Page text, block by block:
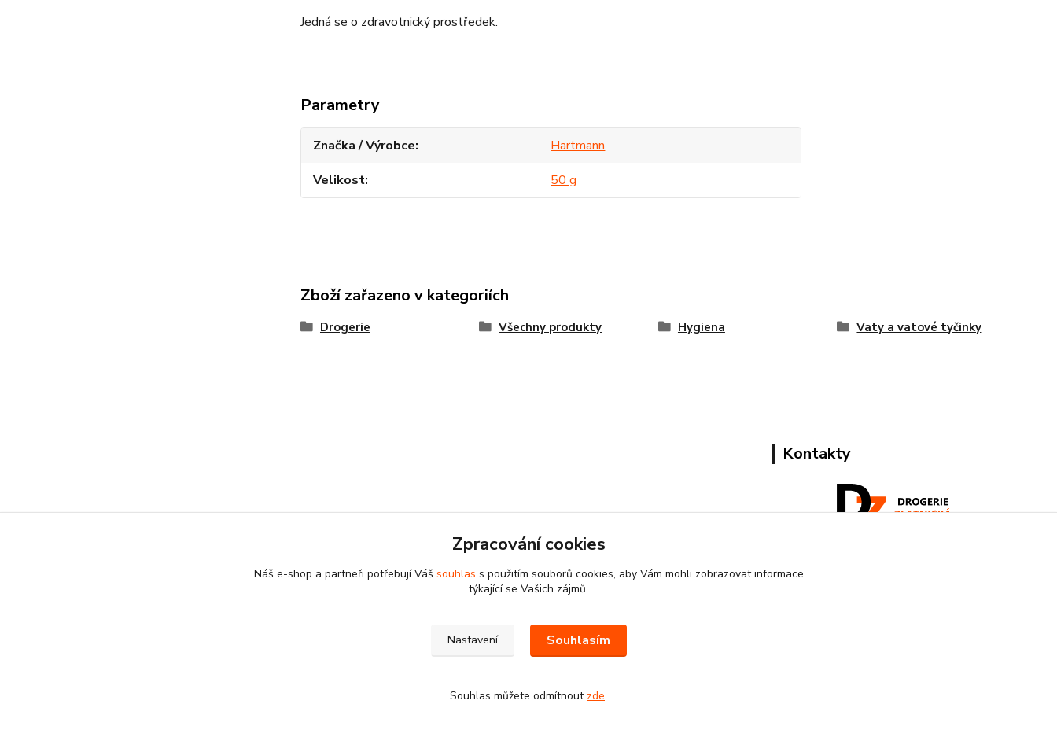
Jedná se o zdravotnický prostředek.
Parametry
Značka / Výrobce
Hartmann
Velikost
50 g
Zboží zařazeno v kategoriích
Drogerie Všechny produkty Hygiena Vaty a vatové tyčinky
Kontakty
Zpracování cookies
Náš e-shop a partneři potřebují Váš souhlas s použitím souborů cookies, aby Vám mohli zobrazovat informace
týkající se Vašich zájmů.
Nastavení Souhlasím
Souhlas můžete odmítnout zde.